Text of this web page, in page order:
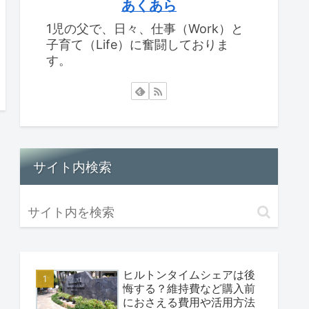
あくあら
1児の父で、日々、仕事（Work）と
子育て（Life）に奮闘しておりま
す。
サイト内検索
ヒルトンタイムシェアは後
悔する？維持費など購入前
におさえる費用や活用方法